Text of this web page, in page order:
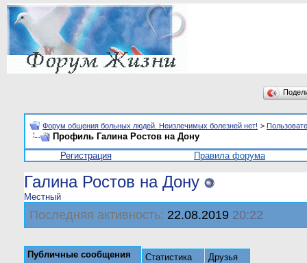
Форум общения больных людей. Неизлечимых болезней нет! >
Профиль Галина Ростов на Дону
Регистрация
Правила форума
Галина Ростов на Дону
Местный
Последняя активность: 22.08.2019 20:22
Публичные сообщения Статистика Друзья